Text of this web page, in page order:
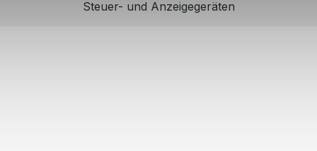
Steuer- und Anzeigegeräten